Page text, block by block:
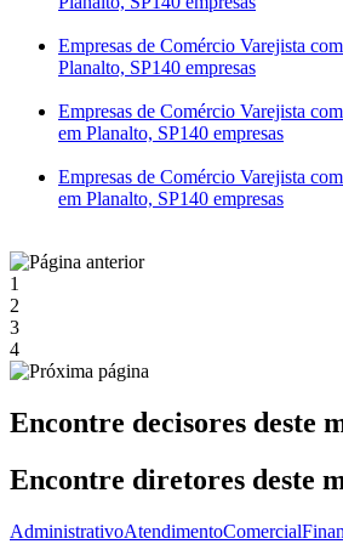
Empresas de Comércio Varejista
Planalto, SP140 empresas
Empresas de Comércio Varejista
em Planalto, SP140 empresas
Empresas de Comércio Varejista
em Planalto, SP140 empresas
1
2
3
4
Encontre decisores deste
Encontre diretores deste
AdministrativoAtendimentoComercial